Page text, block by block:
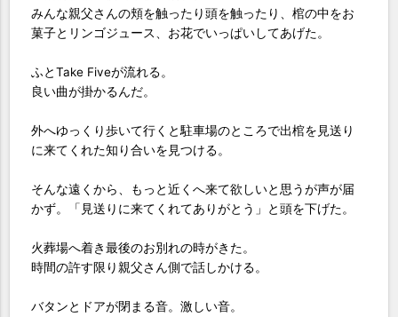
みんな親父さんの頬を触ったり頭を触ったり、棺の中をお
菓子とリンゴジュース、お花でいっぱいしてあげた。
ふとTake Fiveが流れる。
良い曲が掛かるんだ。
外へゆっくり歩いて行くと駐車場のところで出棺を見送り
に来てくれた知り合いを見つける。
そんな遠くから、もっと近くへ来て欲しいと思うが声が届
かず。「見送りに来てくれてありがとう」と頭を下げた。
火葬場へ着き最後のお別れの時がきた。
時間の許す限り親父さん側で話しかける。
バタンとドアが閉まる音。激しい音。